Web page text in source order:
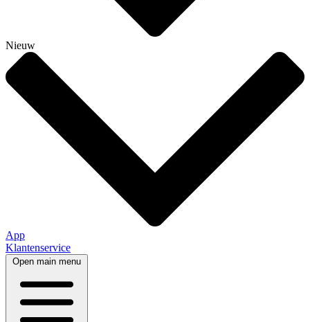
Nieuw
App
Klantenservice
Open main menu